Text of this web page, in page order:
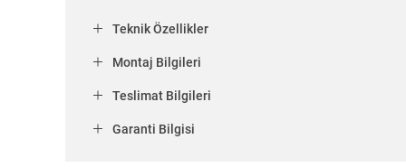
Teknik Özellikler
Montaj Bilgileri
Teslimat Bilgileri
Garanti Bilgisi